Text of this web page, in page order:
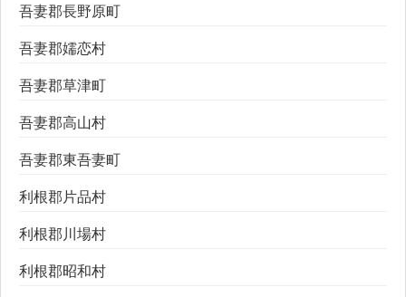
吾妻郡長野原町
吾妻郡嬬恋村
吾妻郡草津町
吾妻郡高山村
吾妻郡東吾妻町
利根郡片品村
利根郡川場村
利根郡昭和村